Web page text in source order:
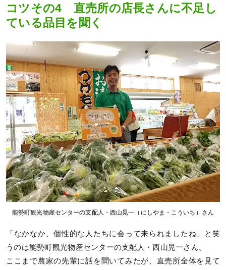
コツその4 直売所の店長さんに不足し
ている品目を聞く
能勢町観光物産センターの支配人・西山晃一（にしやま・こういち）さん
「なかなか、個性的な人たちに会って来られましたね」と笑
うのは能勢町観光物産センターの支配人・西山晃一さん。
ここまで農家の先輩に話を聞いてみたが、直売所全体を見て